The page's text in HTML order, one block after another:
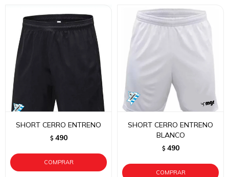
SHORT CERRO ENTRENO
$ 490
SHORT CERRO ENTRENO
BLANCO
$ 490